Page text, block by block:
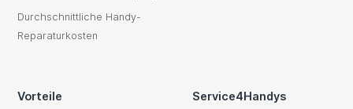
Durchschnittliche Handy-
Reparaturkosten
Vorteile Service4Handys